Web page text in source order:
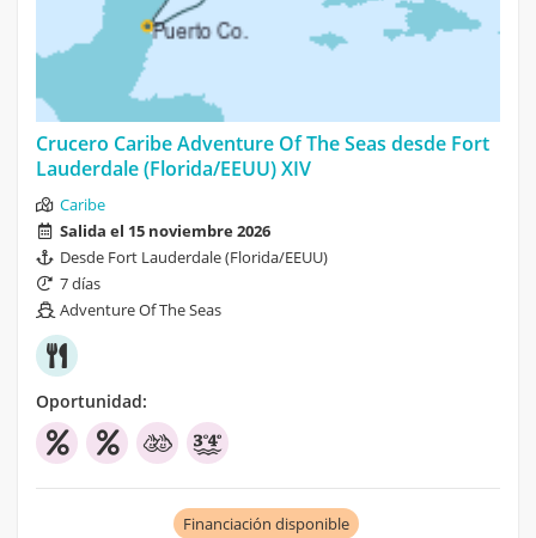
Crucero Caribe Adventure Of The Seas desde Fort
Lauderdale (Florida/EEUU) XIV
Caribe
Salida el 15 noviembre 2026
Desde Fort Lauderdale (Florida/EEUU)
7 días
Adventure Of The Seas
Oportunidad:
Financiación disponible